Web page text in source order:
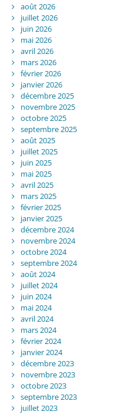
août 2026
juillet 2026
juin 2026
mai 2026
avril 2026
mars 2026
février 2026
janvier 2026
décembre 2025
novembre 2025
octobre 2025
septembre 2025
août 2025
juillet 2025
juin 2025
mai 2025
avril 2025
mars 2025
février 2025
janvier 2025
décembre 2024
novembre 2024
octobre 2024
septembre 2024
août 2024
juillet 2024
juin 2024
mai 2024
avril 2024
mars 2024
février 2024
janvier 2024
décembre 2023
novembre 2023
octobre 2023
septembre 2023
juillet 2023